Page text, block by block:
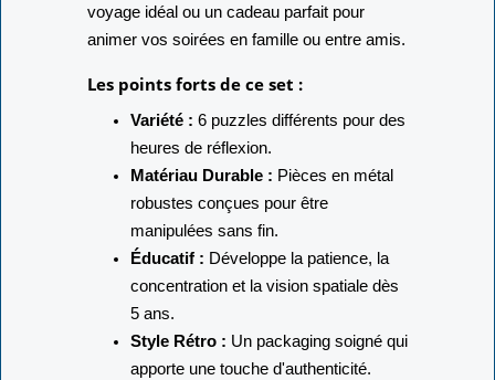
voyage idéal ou un cadeau parfait pour
animer vos soirées en famille ou entre amis.
Les points forts de ce set :
Variété : 6 puzzles différents pour des
heures de réflexion.
Matériau Durable : Pièces en métal
robustes conçues pour être
manipulées sans fin.
Éducatif : Développe la patience, la
concentration et la vision spatiale dès
5 ans.
Style Rétro : Un packaging soigné qui
apporte une touche d'authenticité.